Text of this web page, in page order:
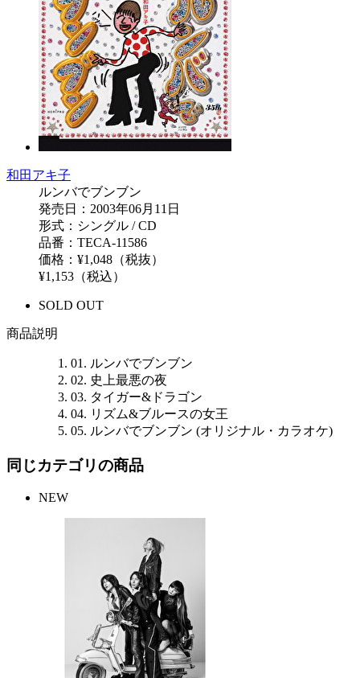
和田アキ子
ルンバでブンブン
発売日：2003年06月11日
形式：シングル / CD
品番：TECA-11586
価格：¥1,048（税抜）
¥1,153（税込）
SOLD OUT
商品説明
01. ルンバでブンブン
02. 史上最悪の夜
03. タイガー&ドラゴン
04. リズム&ブルースの女王
05. ルンバでブンブン (オリジナル・カラオケ)
同じカテゴリの商品
NEW